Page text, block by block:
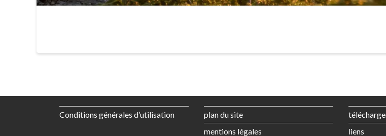
Conditions générales d’utilisation
plan du site
mentions légales
liens